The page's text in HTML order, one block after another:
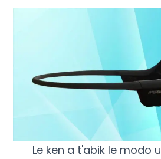
Le ken a t'abik le modo u